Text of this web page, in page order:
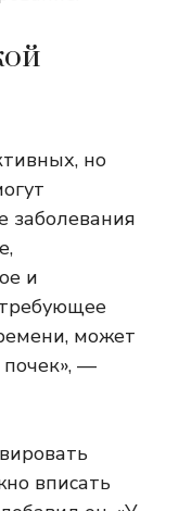
но
заболевания
и
может
почек», —
вписать